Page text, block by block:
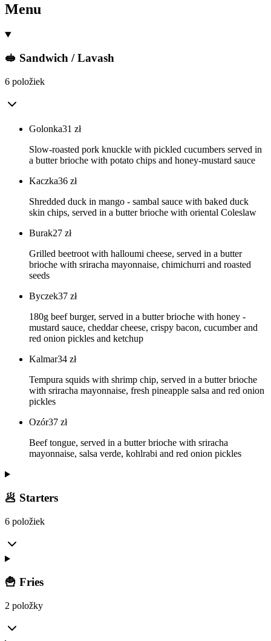
Menu
🥪 Sandwich / Lavash
6 položiek
Golonka31 zł
Slow-roasted pork knuckle with pickled cucumbers served in
a butter brioche with potato chips and honey-mustard sauce
Kaczka36 zł
Shredded duck in mango - sambal sauce with baked duck
skin chips, served in a butter brioche with oriental Coleslaw
Burak27 zł
Grilled beetroot with halloumi cheese, served in a butter
brioche with sriracha mayonnaise, chimichurri and roasted
seeds
Byczek37 zł
180g beef burger, served in a butter brioche with honey -
mustard sauce, cheddar cheese, crispy bacon, cucumber and
red onion pickles and ketchup
Kalmar34 zł
Tempura squids with shrimp chip, served in a butter brioche
with sriracha mayonnaise, fresh pineapple salsa and red onion
pickles
Ozór37 zł
Beef tongue, served in a butter brioche with sriracha
mayonnaise, salsa verde, kohlrabi and red onion pickles
🥟 Starters
6 položiek
🍟 Fries
2 položky